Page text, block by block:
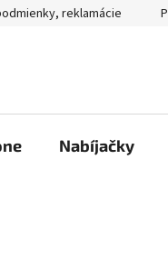
reklamácie
Nabíjačky